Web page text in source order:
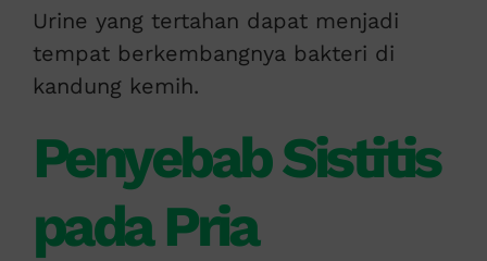
Urine yang tertahan dapat menjadi
tempat berkembangnya bakteri di
kandung kemih.
Penyebab Sistitis
pada Pria